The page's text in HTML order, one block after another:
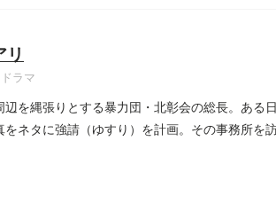
リ
ラマ
辺を縄張りとする暴力団・北彰会の総長。ある
をネタに強請（ゆすり）を計画。その事務所を